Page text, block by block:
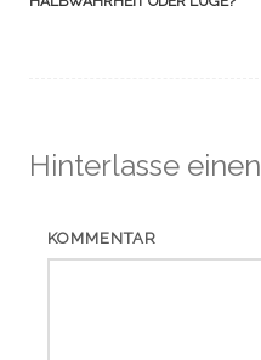
Hinterlasse einen
KOMMENTAR